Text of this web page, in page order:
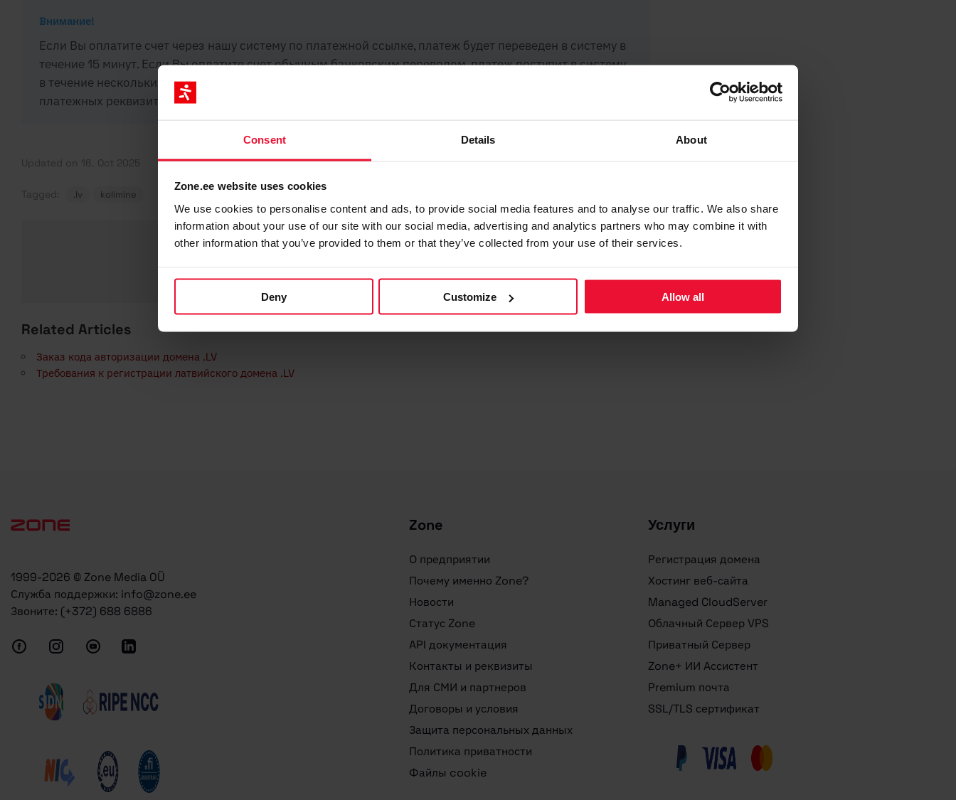
Consent Details About
Zone.ee website uses cookies
We use cookies to personalise content and ads, to provide social media features and to analyse our traffic. We also share
information about your use of our site with our social media, advertising and analytics partners who may combine it with
other information that you’ve provided to them or that they’ve collected from your use of their services.
Deny Customize Allow all
Bнимание!
Если Вы оплатите счет через нашу систему по платежной ссылке, платеж будет переведен в систему в
течение 15 минут. Если Вы оплатите счет обычным банковским переводом, платеж поступит в систему
в течение нескольких рабочих дней. При оплате банковским переводом обязательно укажите в
платежных реквизитах ссылочный номер, имя домена и номер счета в пояснении.
Updated on 16. Oct 2025
Tagged: .lv kolimine
Was this article helpful?
Related Articles
Заказ кода авторизации домена .LV
Требования к регистрации латвийского домена .LV
1999-2026 © Zone Media OÜ
Служба поддержки: info@zone.ee
Звоните: (+372) 688 6886
Zone
О предприятии
Почему именно Zone?
Новости
Статус Zone
API документация
Контакты и реквизиты
Для СМИ и партнеров
Договоры и условия
Защита персональных данных
Политика приватности
Файлы cookie
Услуги
Регистрация домена
Хостинг веб-сайта
Managed CloudServer
Облачный Сервер VPS
Приватный Сервер
Zone+ ИИ Ассистент
Premium почта
SSL/TLS сертификат